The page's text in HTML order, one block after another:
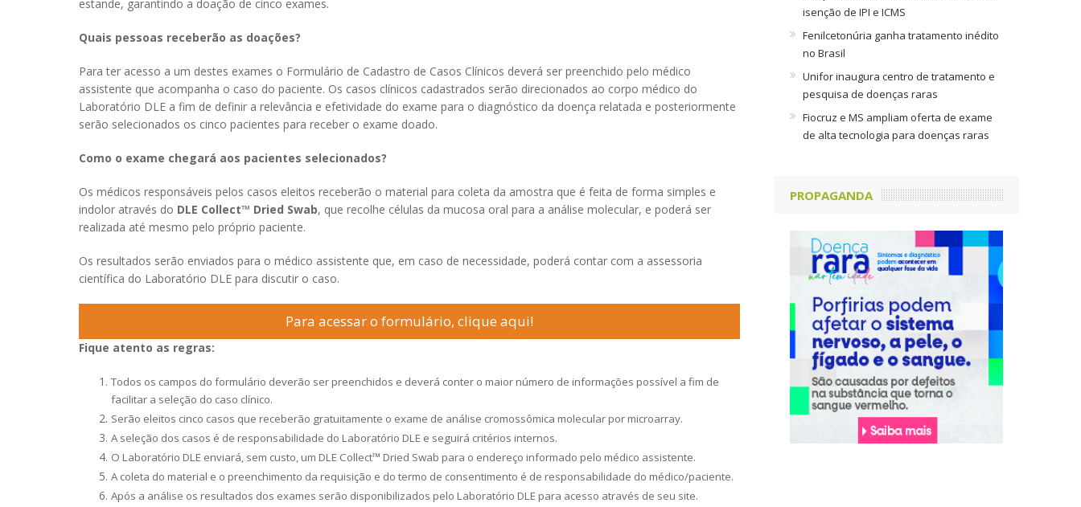
estande, garantindo a doação de cinco exames.
Quais pessoas receberão as doações?
Para ter acesso a um destes exames o Formulário de Cadastro de Casos Clínicos deverá ser preenchido pelo médico
assistente que acompanha o caso do paciente. Os casos clínicos cadastrados serão direcionados ao corpo médico do
Laboratório DLE a fim de definir a relevância e efetividade do exame para o diagnóstico da doença relatada e posteriormente
serão selecionados os cinco pacientes para receber o exame doado.
Como o exame chegará aos pacientes selecionados?
Os médicos responsáveis pelos casos eleitos receberão o material para coleta da amostra que é feita de forma simples e
indolor através do DLE Collect™ Dried Swab, que recolhe células da mucosa oral para a análise molecular, e poderá ser
realizada até mesmo pelo próprio paciente.
Os resultados serão enviados para o médico assistente que, em caso de necessidade, poderá contar com a assessoria
científica do Laboratório DLE para discutir o caso.
Para acessar o formulário, clique aqui!
Fique atento as regras:
Todos os campos do formulário deverão ser preenchidos e deverá conter o maior número de informações possível a fim de
facilitar a seleção do caso clínico.
Serão eleitos cinco casos que receberão gratuitamente o exame de análise cromossômica molecular por microarray.
A seleção dos casos é de responsabilidade do Laboratório DLE e seguirá critérios internos.
O Laboratório DLE enviará, sem custo, um DLE Collect™ Dried Swab para o endereço informado pelo médico assistente.
A coleta do material e o preenchimento da requisição e do termo de consentimento é de responsabilidade do médico/paciente.
Após a análise os resultados dos exames serão disponibilizados pelo Laboratório DLE para acesso através de seu site.
isenção de IPI e ICMS
Fenilcetonúria ganha tratamento inédito
no Brasil
Unifor inaugura centro de tratamento e
pesquisa de doenças raras
Fiocruz e MS ampliam oferta de exame
de alta tecnologia para doenças raras
PROPAGANDA